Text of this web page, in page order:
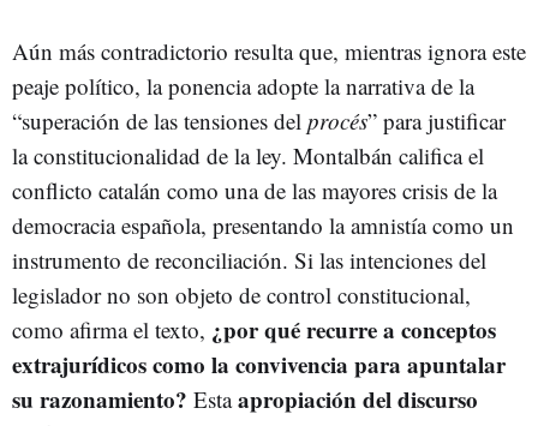
Aún más contradictorio resulta que, mientras ignora este
peaje político, la ponencia adopte la narrativa de la
“superación de las tensiones del procés” para justificar
la constitucionalidad de la ley. Montalbán califica el
conflicto catalán como una de las mayores crisis de la
democracia española, presentando la amnistía como un
instrumento de reconciliación. Si las intenciones del
legislador no son objeto de control constitucional,
como afirma el texto, ¿por qué recurre a conceptos
extrajurídicos como la convivencia para apuntalar
su razonamiento? Estaapropiación del discurso